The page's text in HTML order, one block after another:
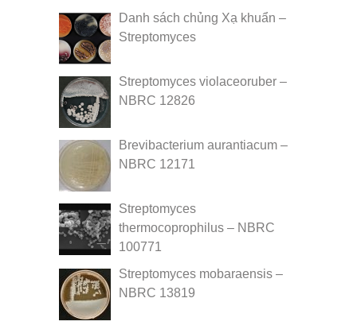
Danh sách chủng Xạ khuẩn –
Streptomyces
Streptomyces violaceoruber –
NBRC 12826
Brevibacterium aurantiacum –
NBRC 12171
Streptomyces
thermocoprophilus – NBRC
100771
Streptomyces mobaraensis –
NBRC 13819